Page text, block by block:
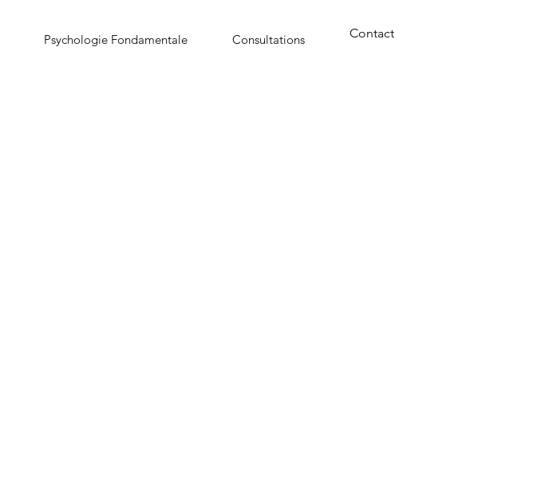
Psychologie Fondamentale Consultations Contact